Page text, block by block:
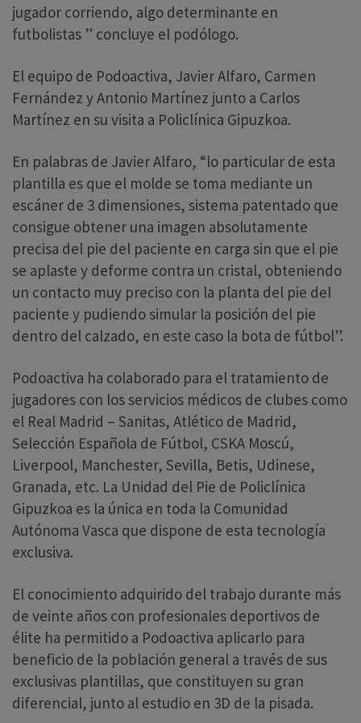
jugador corriendo, algo determinante en
futbolistas ” concluye el podólogo.
El equipo de Podoactiva, Javier Alfaro, Carmen
Fernández y Antonio Martínez junto a Carlos
Martínez en su visita a Policlínica Gipuzkoa.
En palabras de Javier Alfaro, “lo particular de esta
plantilla es que el molde se toma mediante un
escáner de 3 dimensiones, sistema patentado que
consigue obtener una imagen absolutamente
precisa del pie del paciente en carga sin que el pie
se aplaste y deforme contra un cristal, obteniendo
un contacto muy preciso con la planta del pie del
paciente y pudiendo simular la posición del pie
dentro del calzado, en este caso la bota de fútbol”.
Podoactiva ha colaborado para el tratamiento de
jugadores con los servicios médicos de clubes como
el Real Madrid – Sanitas, Atlético de Madrid,
Selección Española de Fútbol, CSKA Moscú,
Liverpool, Manchester, Sevilla, Betis, Udinese,
Granada, etc. La Unidad del Pie de Policlínica
Gipuzkoa es la única en toda la Comunidad
Autónoma Vasca que dispone de esta tecnología
exclusiva.
El conocimiento adquirido del trabajo durante más
de veinte años con profesionales deportivos de
élite ha permitido a Podoactiva aplicarlo para
beneficio de la población general a través de sus
exclusivas plantillas, que constituyen su gran
diferencial, junto al estudio en 3D de la pisada.